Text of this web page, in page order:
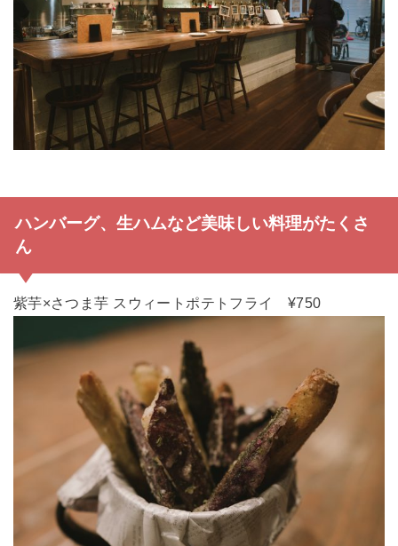
ハンバーグ、生ハムなど美味しい料理がたくさ
ん
紫芋×さつま芋 スウィートポテトフライ ¥750